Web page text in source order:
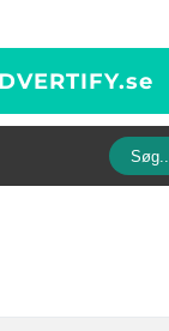
se